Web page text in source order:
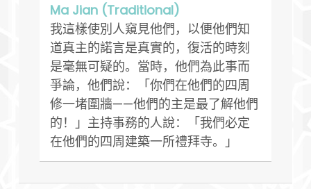
Ma Jian (Traditional)
我這樣使別人窺見他們，以便他們知
道真主的諾言是真實的，復活的時刻
是毫無可疑的。當時，他們為此事而
爭論，他們說：「你們在他們的四周
修一堵圍牆——他們的主是最了解他們
的！」主持事務的人說：「我們必定
在他們的四周建築一所禮拜寺。」